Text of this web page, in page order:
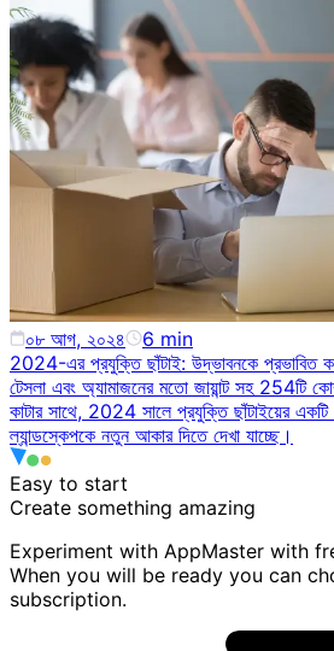
০৮ আগ, ২০২৪ 6 min
2024-এর প্রযুক্তি ছাঁটাই: উদ্ভাবনকে প্রভাবিত
টেসলা এবং অ্যামাজনের মতো জায়ান্ট সহ 254টি
কাটার সাথে, 2024 সালে প্রযুক্তি ছাঁটাইয়ের
ল্যান্ডস্কেপকে নতুন আকার দিতে দেখা যাচ্ছে।
Easy to start
Create something amazing
Experiment with AppMaster with
When you will be ready you can
subscription.